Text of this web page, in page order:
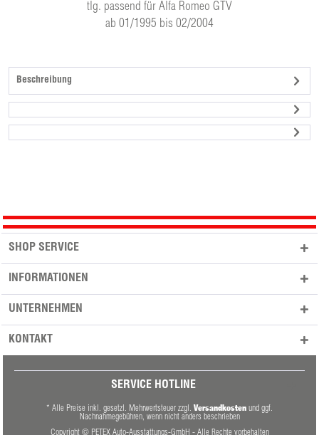
tlg. passend für Alfa Romeo GTV
ab 01/1995 bis 02/2004
Beschreibung
SHOP SERVICE
INFORMATIONEN
UNTERNEHMEN
KONTAKT
SERVICE HOTLINE
* Alle Preise inkl. gesetzl. Mehrwertsteuer zzgl. Versandkosten und ggf.
Nachnahmegebühren, wenn nicht anders beschrieben
Copyright © PETEX Auto-Ausstattungs-GmbH - Alle Rechte vorbehalten